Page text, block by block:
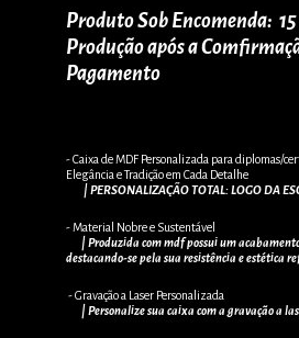
Produto Sob Encomenda:
Produção após a
Pagamento
- Caixa de MDF Personalizada para diplomas/
Elegância e Tradição em Cada Detalhe
| PERSONALIZAÇÃO TOTAL: LOGO DA
- Material Nobre e Sustentável
| Produzida com mdf possui um acabamento
destacando-se pela sua resistência e estética
- Gravação a Laser Personalizada
| Personalize sua caixa com a gravação a